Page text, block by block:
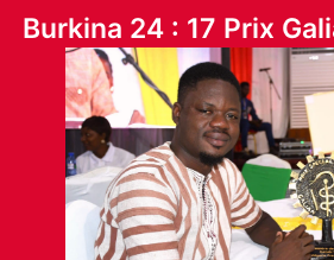
Burkina 24 : 17 Prix